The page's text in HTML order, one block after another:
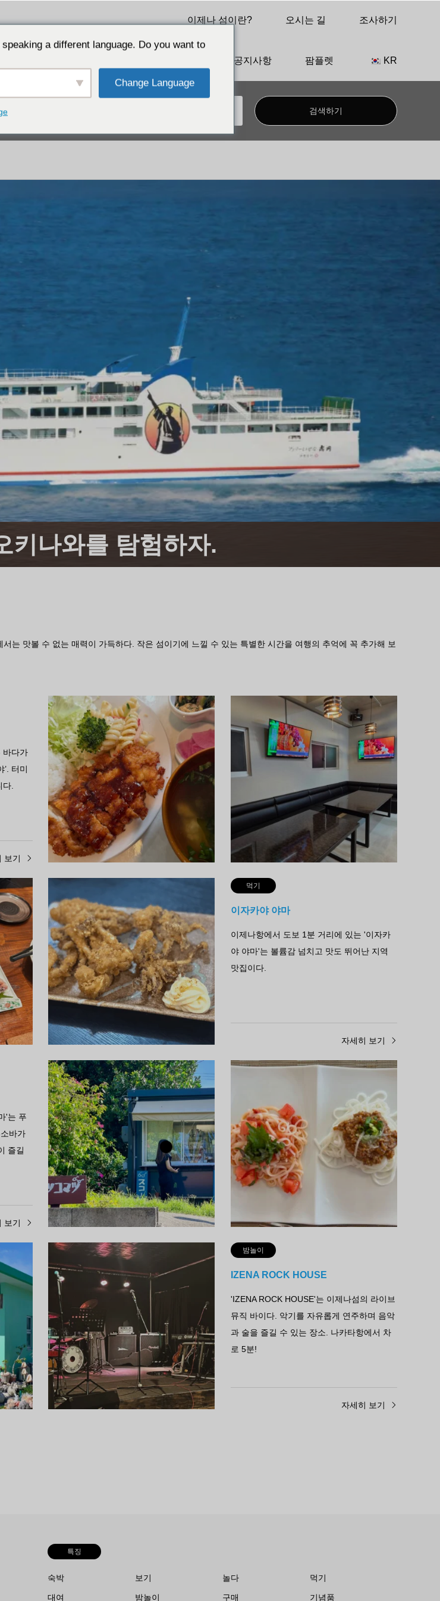
류큐 왕조 쇼엔 왕의 탄생지. 이제나 섬이란? 오시는 길 조사하기
공지사항 팜플렛 KR
키나와를 탐험하자.
는 맛볼 수 없는 매력이 가득하다. 작은 섬이기에 느낄 수 있는 특별한 시간을 여행의 추억에 꼭 추가해 보
바다가
’. 터미
.
보기
하나하나
이제나무라의 '하나하나'는 푸짐한 일품정식
이 인기다. 오늘의 메뉴는 기대해 주세요.
자세히 보기
! '심플
와 따
가게.
보기
めしスポGOLSEN
이제나 마을의 밤을 수놓는 이자카야 '메시스
포 GOLSEN'. 현지 식재료를 사용한 요리와
따뜻한 분위기로 여행의 마지막을 장식하기
에 안성맞춤인 곳이다.
자세히 보기
먹기
이자카야 야마
이제나항에서 도보 1분 거리에 있는 '이자카
야 야마'는 볼륨감 넘치고 맛도 뛰어난 지역
맛집이다.
자세히 보기
'는 푸
바가
즐길
보기
먹기
이제나 마을의 '오야츠코마츠'는 수제 스콘과
크래커가 인기인 제과점이다. 목・금요일 오
후 3시, 토요일 오후 1시부터 영업. 소박하고
부드러운 맛을 맛볼 수 있는...
자세히 보기
이자
토요일
접근성
보기
먹기
이자카야는 나리히
'이자카야 하나니히'는 가라오케와 간단한 요
리를 즐길 수 있는 이자카야로, 17시~자정까
지 영업, 수요일 휴무. 나카타항에서 차로 10
분 거리에 있어 접근성이 좋다!
자세히 보기
밤놀이
IZENA ROCK HOUSE
'IZENA ROCK HOUSE'는 이제나섬의 라이브
뮤직 바이다. 악기를 자유롭게 연주하며 음악
과 술을 즐길 수 있는 장소. 나카타항에서 차
로 5분!
자세히 보기
특징
숙박 보기 놀다 먹기
대여 밤놀이 구매 기념품
a different language. Do you want to
Change Language